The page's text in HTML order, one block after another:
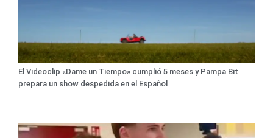
El Videoclip «Dame un Tiempo» cumplió 5 meses y Pampa Bit
prepara un show despedida en el Español